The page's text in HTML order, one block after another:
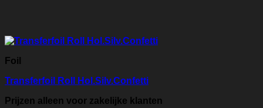
Foil
Transferfoil Roll Hol.Silv.Confetti
Prijzen alleen voor zakelijke klanten